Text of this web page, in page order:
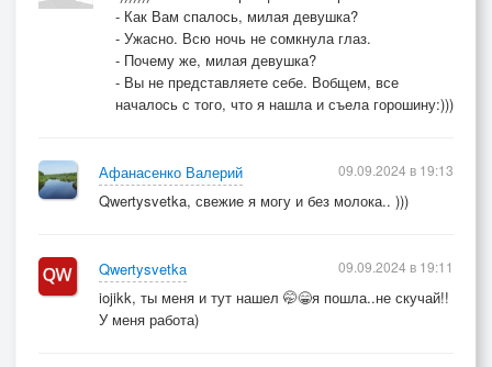
- Как Вам спалось, милая девушка?
- Ужасно. Всю ночь не сомкнула глаз.
- Почему же, милая девушка?
- Вы не представляете себе. Вобщем, все
началось с того, что я нашла и съела горошину:)))
Афанасенко Валерий
Qwertysvetka, свежие я могу и без молока.. )))
09.09.2024 в 19:13
Qwertysvetka
iojikk, ты меня и тут нашел 🤭😁я пошла..не скучай!!
У меня работа)
09.09.2024 в 19:11